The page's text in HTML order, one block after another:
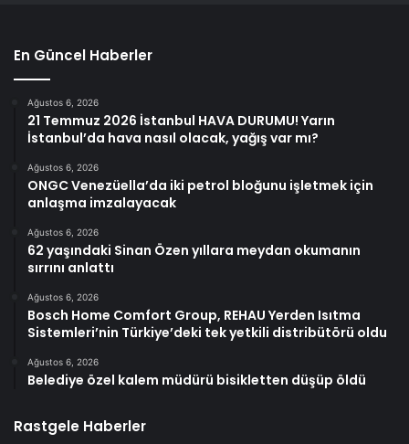
En Güncel Haberler
Ağustos 6, 2026
21 Temmuz 2026 İstanbul HAVA DURUMU! Yarın
İstanbul’da hava nasıl olacak, yağış var mı?
Ağustos 6, 2026
ONGC Venezüella’da iki petrol bloğunu işletmek için
anlaşma imzalayacak
Ağustos 6, 2026
62 yaşındaki Sinan Özen yıllara meydan okumanın
sırrını anlattı
Ağustos 6, 2026
Bosch Home Comfort Group, REHAU Yerden Isıtma
Sistemleri’nin Türkiye’deki tek yetkili distribütörü oldu
Ağustos 6, 2026
Belediye özel kalem müdürü bisikletten düşüp öldü
Rastgele Haberler